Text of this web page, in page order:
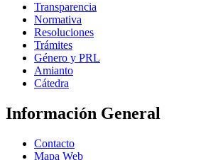
Transparencia
Normativa
Resoluciones
Trámites
Género y PRL
Amianto
Cátedra
Información General
Contacto
Mapa Web